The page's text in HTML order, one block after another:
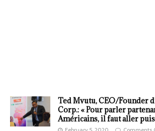
Ted Mvutu, CEO/Founder
Corp.: « Pour parler
Américains, il faut aller